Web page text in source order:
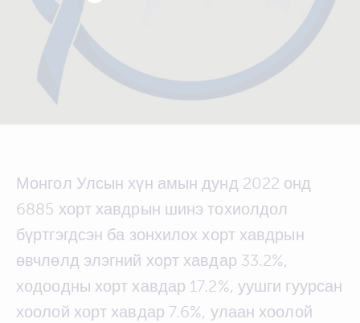
Монгол Улсын хүн амын дунд 2022 онд
6885 хорт хавдрын шинэ тохиолдол
бүртгэгдсэн ба зонхилох хорт хавдрын
өвчлөлд элэгний хорт хавдар 33.2%,
ходоодны хорт хавдар 17.2%, уушги гуурсан
хоолой хорт хавдар 7.6%, улаан хоолой